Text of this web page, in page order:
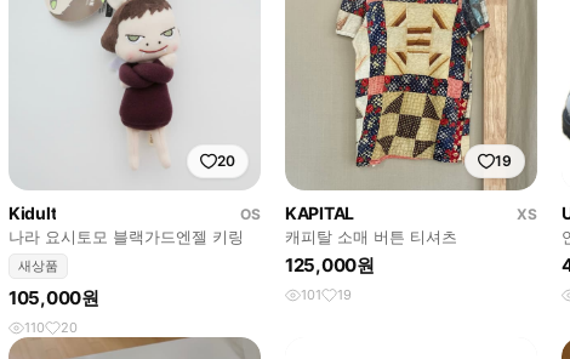
20
Kidult
OS
나라 요시토모 블랙가드엔젤 키링
새상품
105,000원
110 20
19
KAPITAL
XS
캐피탈 소매 버튼 티셔츠
125,000원
101 19